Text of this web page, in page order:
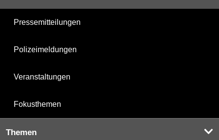
Pressemitteilungen
Polizeimeldungen
Veranstaltungen
Fokusthemen
Themen